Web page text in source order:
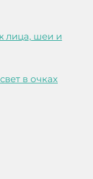
лица, шеи и
в очках